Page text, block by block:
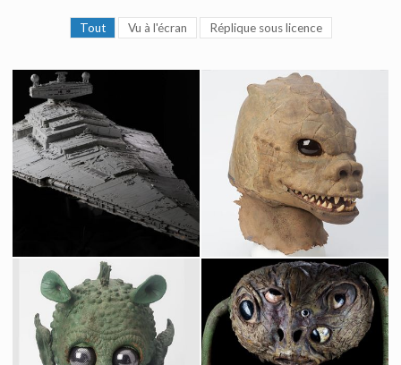
Tout Vu à l'écran Réplique sous licence
Maquette originale d'un Star Destroyer construite par Magicam Masque Original de Saurin de la Cantina de Star Wars